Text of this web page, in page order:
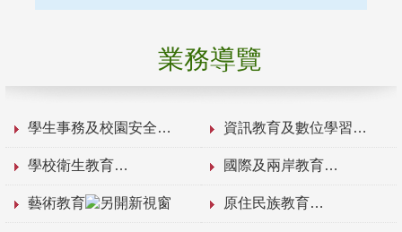
業務導覽
學生事務及校園安全 資訊教育及數位學習
學校衛生教育 國際及兩岸教育
藝術教育 原住民族教育